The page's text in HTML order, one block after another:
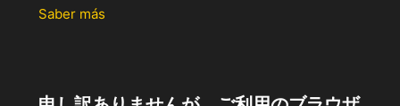
Saber más